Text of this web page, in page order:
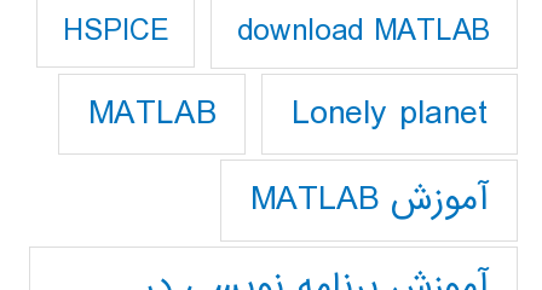
download MATLAB
HSPICE
Lonely planet
MATLAB
آموزش MATLAB